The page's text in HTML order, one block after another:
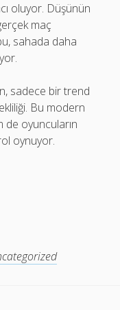
oluyor. Düşünün
maç
sahada daha
sadece bir trend
Bu modern
oyuncuların
oynuyor.